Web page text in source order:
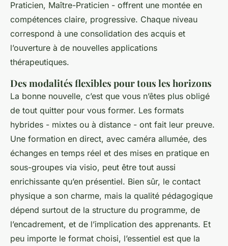
Praticien, Maître-Praticien - offrent une montée en
compétences claire, progressive. Chaque niveau
correspond à une consolidation des acquis et
l’ouverture à de nouvelles applications
thérapeutiques.
Des modalités flexibles pour tous les horizons
La bonne nouvelle, c’est que vous n’êtes plus obligé
de tout quitter pour vous former. Les formats
hybrides - mixtes ou à distance - ont fait leur preuve.
Une formation en direct, avec caméra allumée, des
échanges en temps réel et des mises en pratique en
sous-groupes via visio, peut être tout aussi
enrichissante qu’en présentiel. Bien sûr, le contact
physique a son charme, mais la qualité pédagogique
dépend surtout de la structure du programme, de
l’encadrement, et de l’implication des apprenants. Et
peu importe le format choisi, l’essentiel est que la